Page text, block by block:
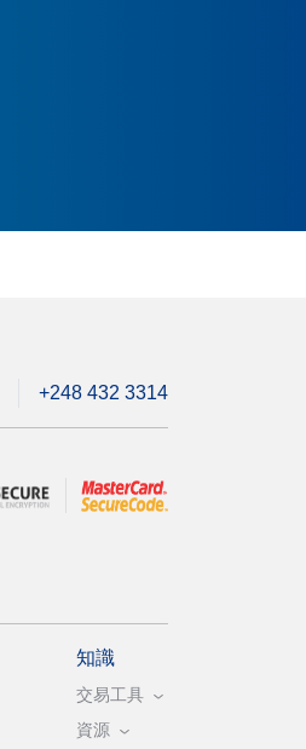
+248 432 3314
知識
交易工具
資源